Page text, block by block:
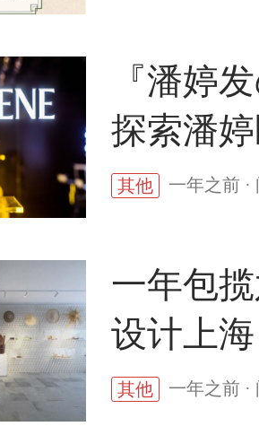
『潘婷
探索潘
其他 一年之前 ·
一年包
设计上
其他 一年之前 ·